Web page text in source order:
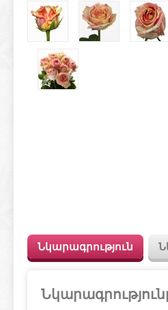
Նկարագրություն